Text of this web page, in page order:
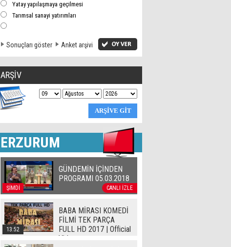
Yatay yapılaşmaya geçilmesi
Tarımsal sanayi yatırımları
Sonuçları göster Anket arşivi
ARŞİV
ERZURUM
ŞİMDİ CANLI İZLE
GÜNDEMİN İÇİNDEN
PROGRAMI 05.03.2018
13:52
BABA MİRASI KOMEDİ
FİLMİ TEK PARÇA
FULL HD 2017 | Official
Video